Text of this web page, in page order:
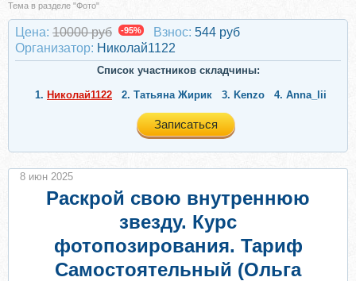
Тема в разделе "Фото"
Цена: 10000 руб -95% Взнос: 544 руб
Организатор: Николай1122
Список участников складчины:
1. Николай1122 2. Татьяна Жирик 3. Kenzo 4. Anna_lii
Записаться
Раскрой свою внутреннюю
звезду. Курс
фотопозирования. Тариф
Самостоятельный (Ольга
8 июн 2025